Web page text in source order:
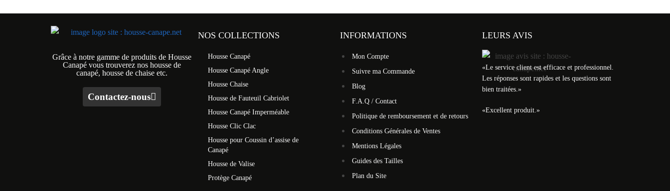
Grâce à notre gamme de produits de Housse
Canapé vous trouverez nos housse de
canapé, housse de chaise etc.
Contactez-nous
NOS COLLECTIONS
Housse Canapé
Housse Canapé Angle
Housse Chaise
Housse de Fauteuil Cabriolet
Housse Canapé Imperméable
Housse Clic Clac
Housse pour Coussin d’assise de
Canapé
Housse de Valise
Protège Canapé
INFORMATIONS
Mon Compte
Suivre ma Commande
Blog
F.A.Q / Contact
Politique de remboursement et de retours
Conditions Générales de Ventes
Mentions Légales
Guides des Tailles
Plan du Site
LEURS AVIS
«Le service client est efficace et professionnel.
Les réponses sont rapides et les questions sont
bien traitées.»
«Excellent produit.»